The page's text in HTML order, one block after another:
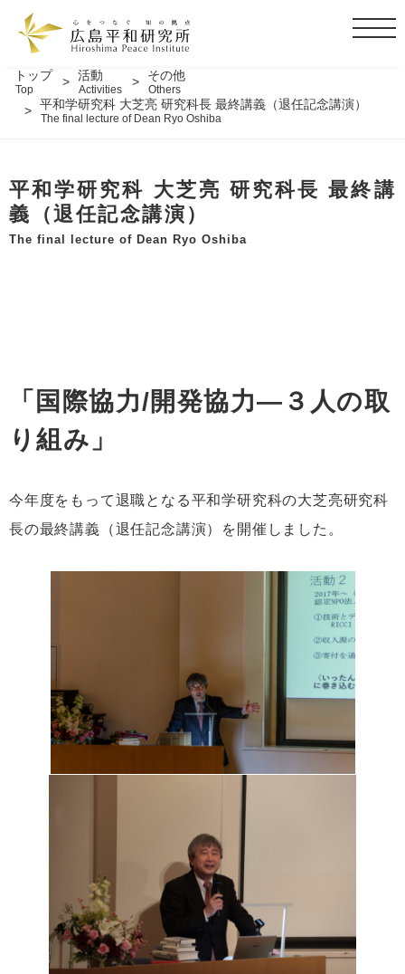
t
a
v
トップ
Top
活動
Activities
その他
Others
平和学研究科 大芝亮 研究科長 最終講義（退任記念講演）
The final lecture of Dean Ryo Oshiba
平和学研究科 大芝亮 研究科長 最終講
義（退任記念講演）
The final lecture of Dean Ryo Oshiba
「国際協力/開発協力―３人の取
り組み」
今年度をもって退職となる平和学研究科の大芝亮研究科
長の最終講義（退任記念講演）を開催しました。